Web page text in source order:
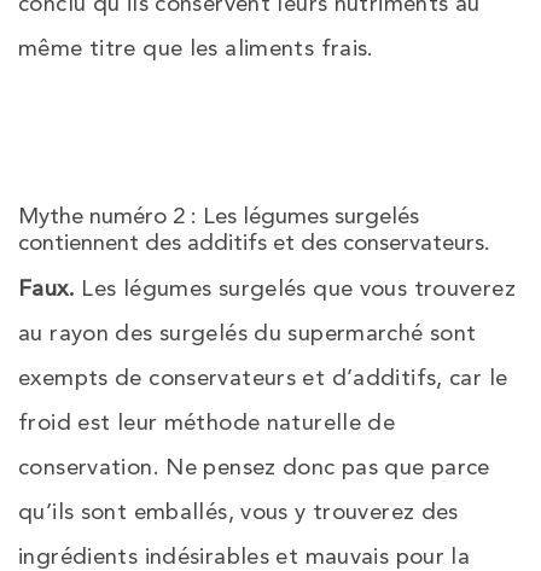
même titre que les aliments frais.
Mythe numéro 2 : Les légumes surgelés
contiennent des additifs et des conservateurs.
Faux. Les légumes surgelés que vous trouverez
au rayon des surgelés du supermarché sont
exempts de conservateurs et d’additifs, car le
froid est leur méthode naturelle de
conservation. Ne pensez donc pas que parce
qu’ils sont emballés, vous y trouverez des
ingrédients indésirables et mauvais pour la